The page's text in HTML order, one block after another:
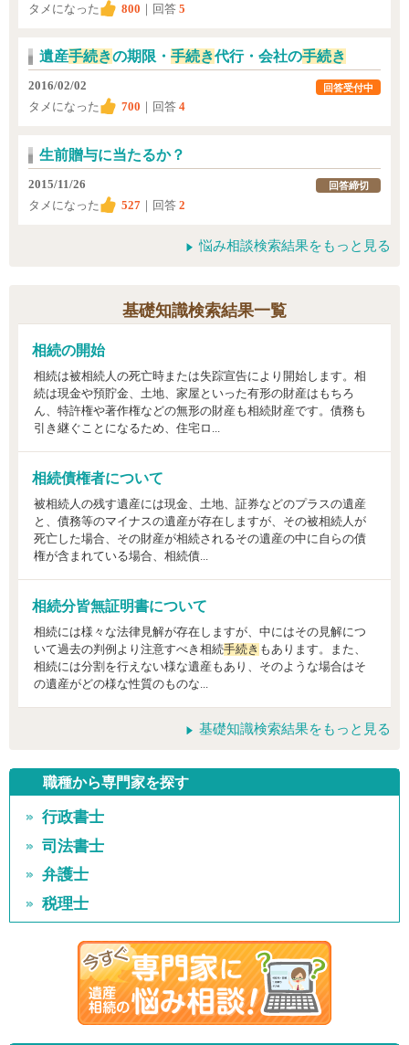
タメになった
800 ｜回答 5
遺産手続きの期限・手続き代行・会社の手続き
2016/02/02
タメになった
700 ｜回答 4
回答受付中
生前贈与に当たるか？
2015/11/26
タメになった
527 ｜回答 2
回答締切
悩み相談検索結果をもっと見る
基礎知識検索結果一覧
相続の開始
相続は被相続人の死亡時または失踪宣告により開始します。相
続は現金や預貯金、土地、家屋といった有形の財産はもちろ
ん、特許権や著作権などの無形の財産も相続財産です。債務も
引き継ぐことになるため、住宅ロ...
相続債権者について
被相続人の残す遺産には現金、土地、証券などのプラスの遺産
と、債務等のマイナスの遺産が存在しますが、その被相続人が
死亡した場合、その財産が相続されるその遺産の中に自らの債
権が含まれている場合、相続債...
相続分皆無証明書について
相続には様々な法律見解が存在しますが、中にはその見解につ
いて過去の判例より注意すべき相続手続き もあります。また、
相続には分割を行えない様な遺産もあり、そのような場合はそ
の遺産がどの様な性質のものな...
基礎知識検索結果をもっと見る
職種から専門家を探す
行政書士
司法書士
弁護士
税理士